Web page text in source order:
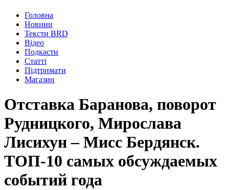
Головна
Новини
Тексти BRD
Відео
Подкасти
Статті
Підтримати
Магазин
Отставка Баранова, поворот
Рудницкого, Мирослава
Лисихун – Мисс Бердянск.
ТОП-10 самых обсуждаемых
событий года